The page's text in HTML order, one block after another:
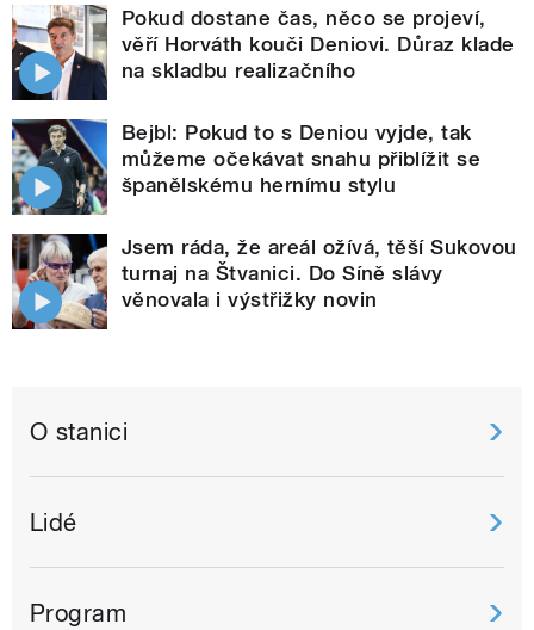
Pokud dostane čas, něco se projeví,
věří Horváth kouči Deniovi. Důraz klade
na skladbu realizačního
Bejbl: Pokud to s Deniou vyjde, tak
můžeme očekávat snahu přiblížit se
španělskému hernímu stylu
Jsem ráda, že areál ožívá, těší Sukovou
turnaj na Štvanici. Do Síně slávy
věnovala i výstřižky novin
O stanici
Lidé
Program